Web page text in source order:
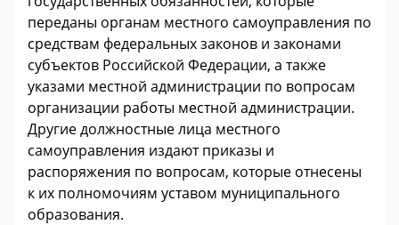
переданы органам местного самоуправления по
средствам федеральных законов и законами
субъектов Российской Федерации, а также
указами местной администрации по вопросам
организации работы местной администрации.
Другие должностные лица местного
самоуправления издают приказы и
распоряжения по вопросам, которые отнесены
к их полномочиям уставом муниципального
образования.